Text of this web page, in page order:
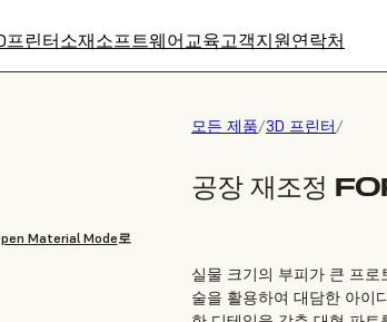
프린터소재소프트웨어교육고객지원연락처
모든 제품/3D 프린터/
공장 재조정
Material Mode로
실물 크기의 부피가 큰 프로
술을 활용하여 대담한 아이